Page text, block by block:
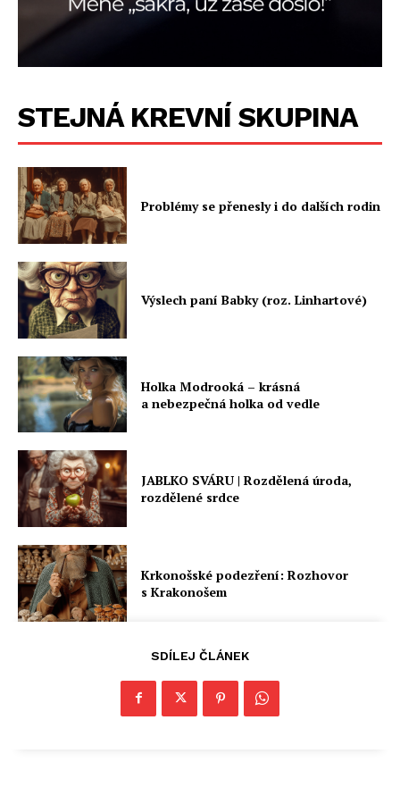
STEJNÁ KREVNÍ SKUPINA
Problémy se přenesly i do dalších rodin
Výslech paní Babky (roz. Linhartové)
Holka Modrooká – krásná
a nebezpečná holka od vedle
JABLKO SVÁRU | Rozdělená úroda,
rozdělené srdce
Krkonošské podezření: Rozhovor
s Krakonošem
SDÍLEJ ČLÁNEK